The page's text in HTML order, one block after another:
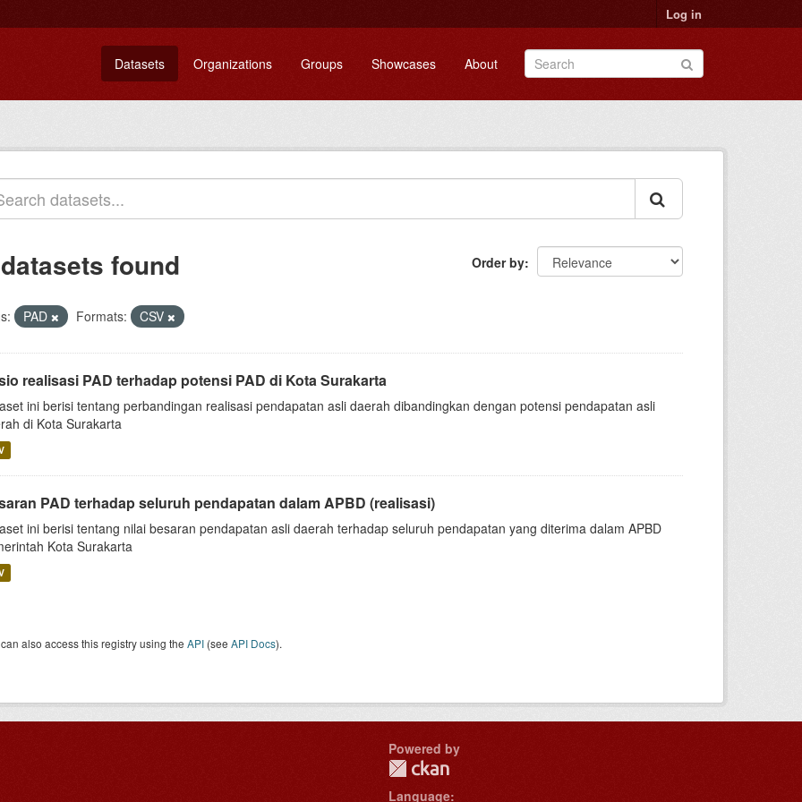
Log in
Datasets Organizations Groups Showcases About
Order by
found
PAD Formats: CSV
realisasi PAD terhadap potensi PAD di Kota Surakarta
ini berisi tentang perbandingan realisasi pendapatan asli daerah dibandingkan dengan potensi pendapatan asli
di Kota Surakarta
PAD terhadap seluruh pendapatan dalam APBD (realisasi)
ini berisi tentang nilai besaran pendapatan asli daerah terhadap seluruh pendapatan yang diterima dalam APBD
Kota Surakarta
also access this registry using the API (see API Docs).
Powered by
Language